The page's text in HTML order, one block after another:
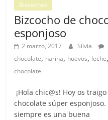
Bizcochos
Bizcocho de
esponjoso
2 marzo, 2017 Silvia
chocolate, harina, huevos, leche,
chocolate
¡Hola chic@s! Hoy os
chocolate súper
siempre es una buena